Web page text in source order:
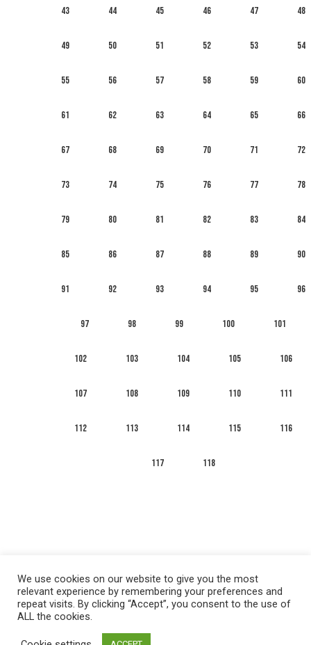
43 44 45 46 47 48
49 50 51 52 53 54
55 56 57 58 59 60
61 62 63 64 65 66
67 68 69 70 71 72
73 74 75 76 77 78
79 80 81 82 83 84
85 86 87 88 89 90
91 92 93 94 95 96
97 98 99 100 101
102 103 104 105 106
107 108 109 110 111
112 113 114 115 116
117 118
English Français
We use cookies on our website to give you the most
relevant experience by remembering your preferences and
repeat visits. By clicking “Accept”, you consent to the use of
ALL the cookies.